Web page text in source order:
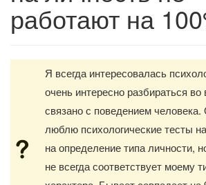
работают на
Я всегда интересовалась
очень интересно разбираться во
связано с поведением
люблю психологические тесты
на определение типа личности,
не всегда соответствует моему